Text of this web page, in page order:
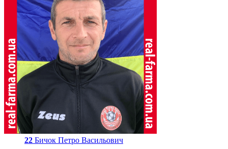
22 Бичок Петро Васильович